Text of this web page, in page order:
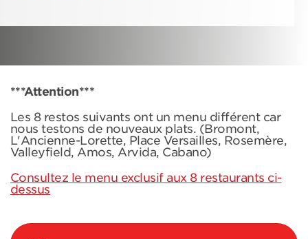
***Attention***
Les 8 restos suivants ont un menu différent car
nous testons de nouveaux plats. (Bromont,
L'Ancienne-Lorette, Place Versailles, Rosemère,
Valleyfield, Amos, Arvida, Cabano)
Consultez le menu exclusif aux 8 restaurants ci-
dessus